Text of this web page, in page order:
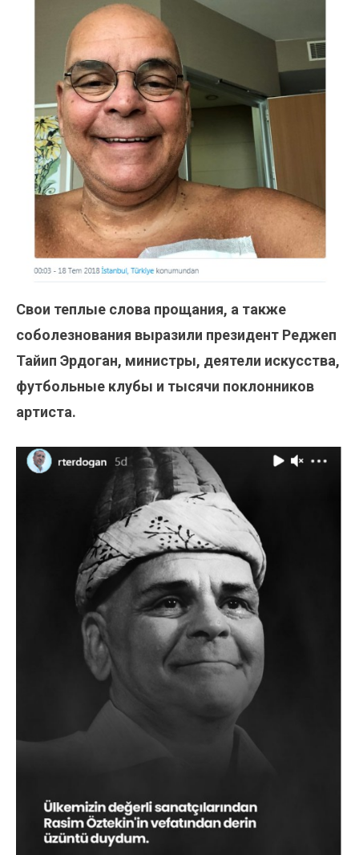
Свои теплые слова прощания, а также
соболезнования выразили президент Реджеп
Тайип Эрдоган, министры, деятели искусства,
футбольные клубы и тысячи поклонников
артиста.